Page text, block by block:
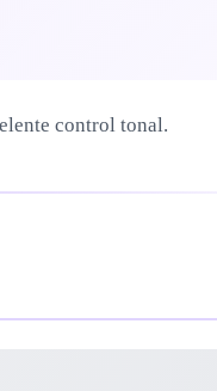
control tonal.